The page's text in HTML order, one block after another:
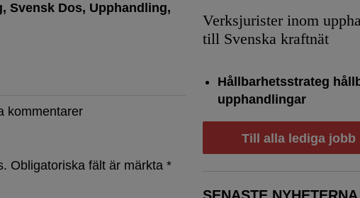
Svensk Dos Upphandling
kommentarer
Obligatoriska fält är märkta *
Verksjurister inom
till Svenska kraftnät
Hållbarhetsstrateg
upphandlingar
Till alla lediga jobb